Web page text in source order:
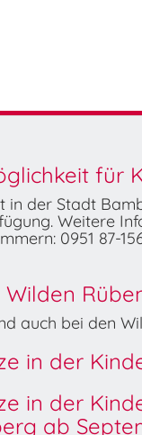
für
in der Stadt
Weitere
0951 87-
auch bei den
in der
in der
ab